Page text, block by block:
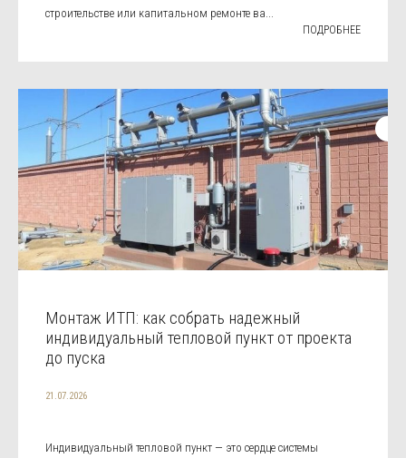
строительстве или капитальном ремонте ва...
ПОДРОБНЕЕ
Монтаж ИТП: как собрать надежный
индивидуальный тепловой пункт от проекта
до пуска
21.07.2026
Индивидуальный тепловой пункт — это сердце системы